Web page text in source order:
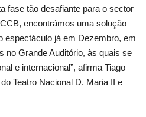
fase tão desafiante para o sector
encontrámos uma solução
espectáculo já em Dezembro, em
no Grande Auditório, às quais se
e internacional”, afirma Tiago
Teatro Nacional D. Maria II e